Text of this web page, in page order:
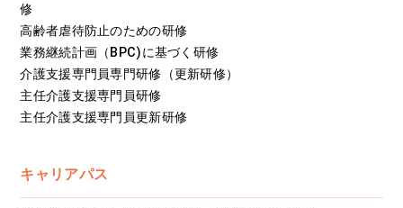
修
高齢者虐待防止のための研修
業務継続計画（BPC)に基づく研修
介護支援専門員専門研修（更新研修）
主任介護支援専門員研修
主任介護支援専門員更新研修
キャリアパス